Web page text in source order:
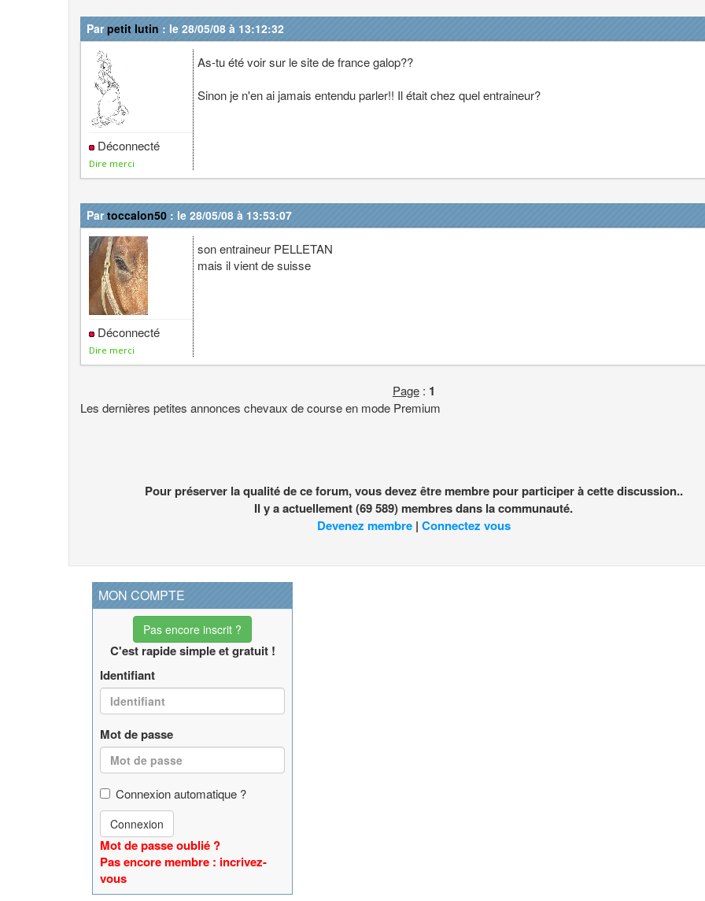
Parpetit lutin : le 28/05/08 à 13:12:32
Déconnecté
Dire merci
As-tu été voir sur le site de france galop??
Sinon je n'en ai jamais entendu parler!! Il était chez quel entraineur?
Partoccalon50 : le 28/05/08 à 13:53:07
Déconnecté
Dire merci
son entraineur PELLETAN
mais il vient de suisse
Page: 1
Les dernières petites annonces chevaux de course en mode Premium
Pour préserver la qualité de ce forum, vous devez être membre pour participer à cette discussion..
Il y a actuellement (69 589) membres dans la communauté.
Devenez membre| Connectez vous
MON COMPTE
Pas encore inscrit ?
C'est rapide simple et gratuit !
Identifiant
Mot de passe
Connexion automatique ?
Connexion
Mot de passe oublié ?
Pas encore membre : incrivez-
vous